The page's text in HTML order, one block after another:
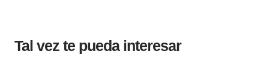
Tal vez te pueda interesar